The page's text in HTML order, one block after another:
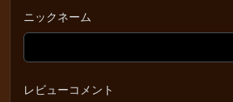
ニックネーム
レビューコメント